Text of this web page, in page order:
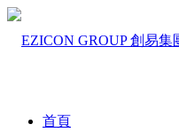
首頁